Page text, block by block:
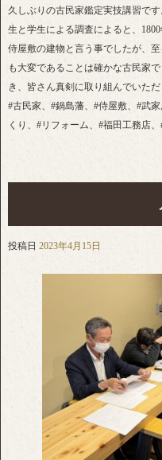
久しぶりの古民家鑑定実技講習で
生と学生による調査によると、
侍屋敷の建物と言う事でしたが、
も大変であることは確かな古民家
き、皆さん真剣に取り組んでいただ
#古民家、#鍋島藩、#侍屋敷、#武
くり、#リフォーム、#福田工務店
投稿日 2023年4月15日